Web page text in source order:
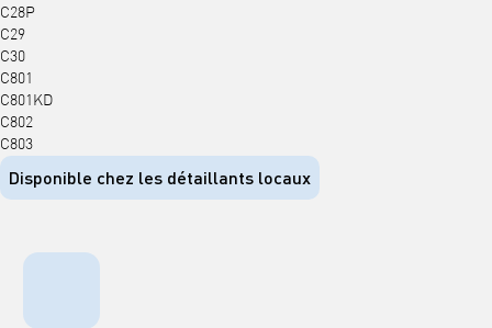
C28P
C29
C30
C801
C801KD
C802
C803
Disponible chez les détaillants locaux